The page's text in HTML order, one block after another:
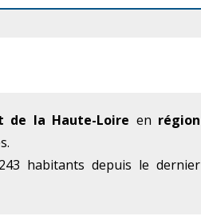
de la Haute-Loire en région
habitants depuis le dernier